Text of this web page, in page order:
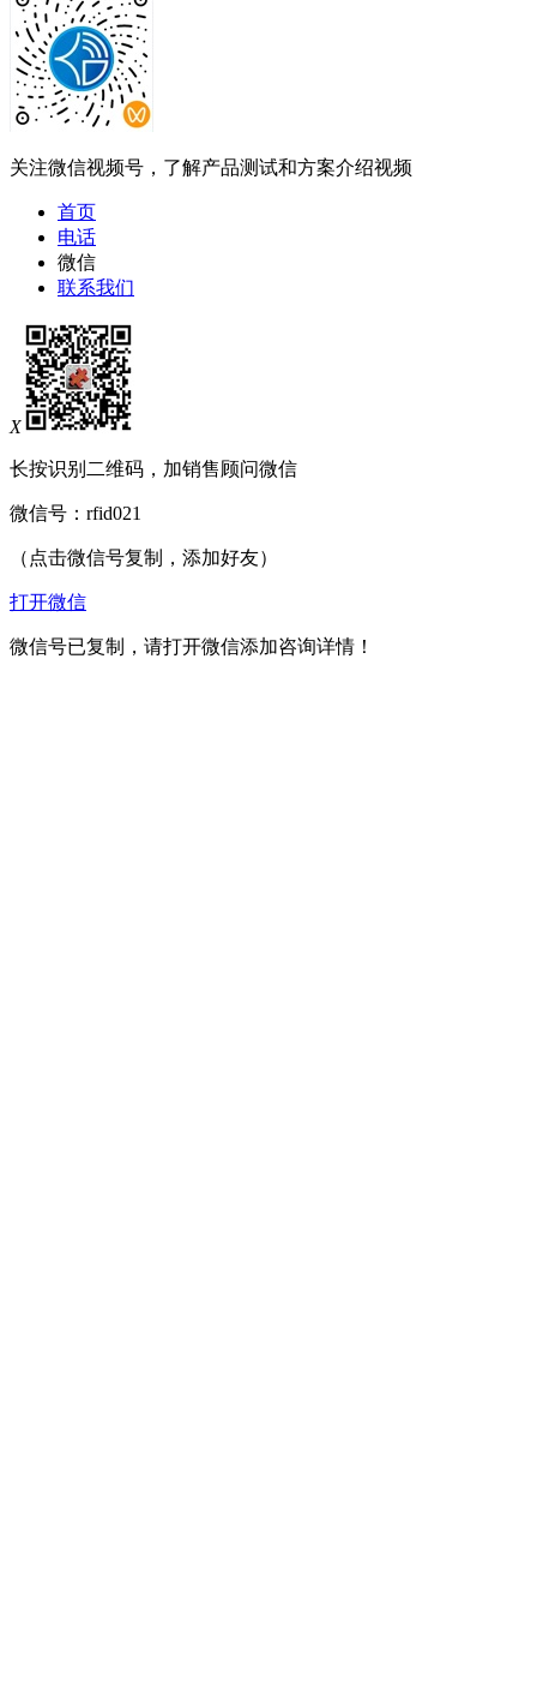
关注微信视频号，了解产品测试和方案介绍视频
首页
电话
微信
联系我们
X
长按识别二维码，加销售顾问微信
微信号： rfid021
（点击微信号复制，添加好友）
打开微信
微信号已复制，请打开微信添加咨询详情！